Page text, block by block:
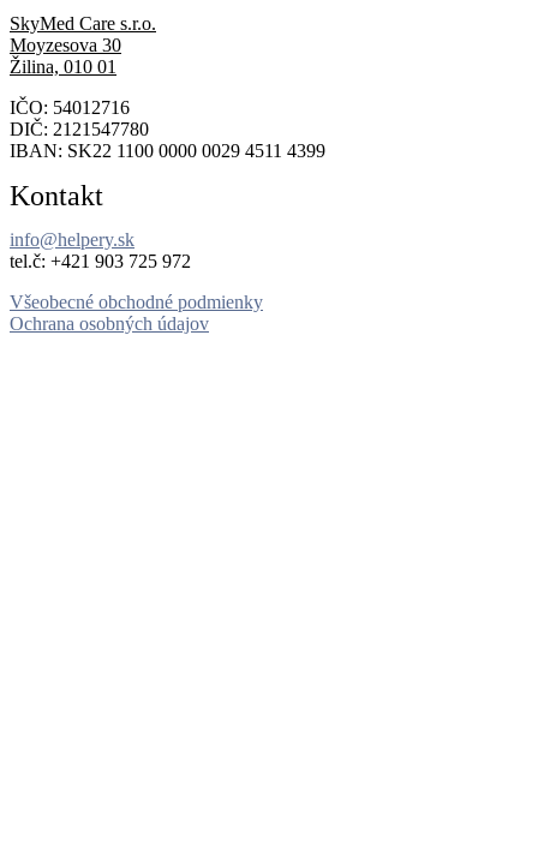
SkyMed Care s.r.o.
Moyzesova 30
Žilina, 010 01
IČO: 54012716
DIČ: 2121547780
IBAN: SK22 1100 0000 0029 4511 4399
Kontakt
info@helpery.sk
tel.č: ‪+421 903 725 972
Všeobecné obchodné podmienky
Ochrana osobných údajov